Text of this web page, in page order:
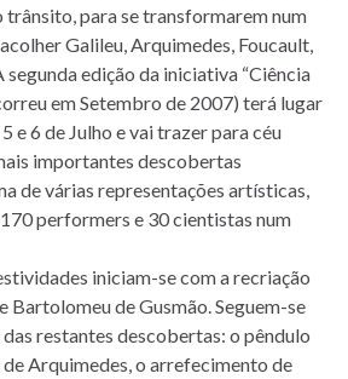
trânsito, para se transformarem num
Galileu, Arquimedes, Foucault,
edição da iniciativa “Ciência
em Setembro de 2007) terá lugar
e 6 de Julho e vai trazer para céu
importantes descobertas
de várias representações artísticas,
performers e 30 cientistas num
iniciam-se com a recriação
Bartolomeu de Gusmão. Seguem-se
restantes descobertas: o pêndulo
de Arquimedes, o arrefecimento de